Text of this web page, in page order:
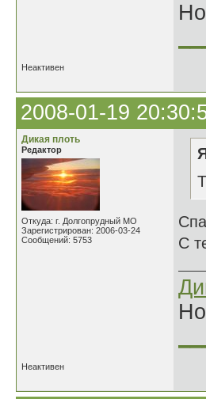
Неактивен
2008-01-19
Дикая плоть
Редактор
Откуда: г. Долгопрудный МО
Зарегистрирован: 2006-03-24
Сообщений: 5753
С
Неактивен